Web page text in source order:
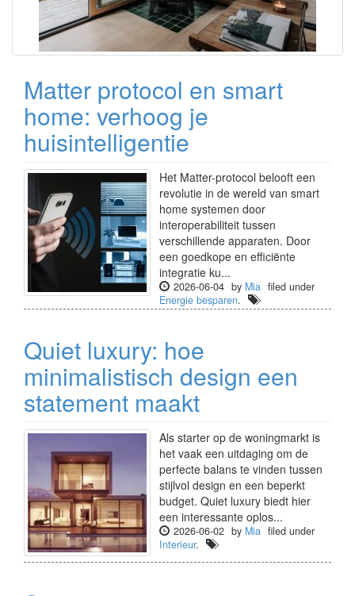
Matter protocol en smart
home: verhoog je
huisintelligentie
Het Matter-protocol belooft een
revolutie in de wereld van smart
home systemen door
interoperabiliteit tussen
verschillende apparaten. Door
een goedkope en efficiënte
integratie ku...
2026-06-04 by Mia filed under
Energie besparen.
Quiet luxury: hoe
minimalistisch design een
statement maakt
Als starter op de woningmarkt is
het vaak een uitdaging om de
perfecte balans te vinden tussen
stijlvol design en een beperkt
budget. Quiet luxury biedt hier
een interessante oplos...
2026-06-02 by Mia filed under
Interieur.